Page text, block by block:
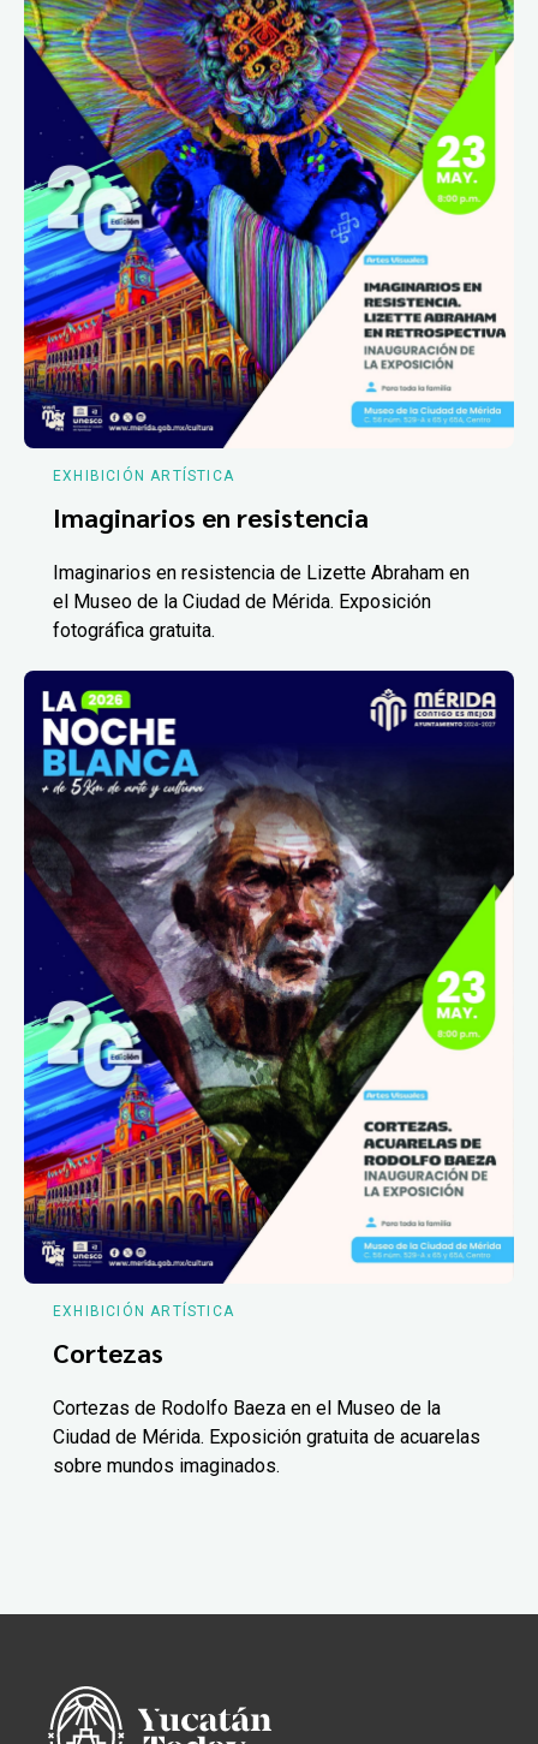
EXHIBICIÓN ARTÍSTICA
Imaginarios en resistencia
Imaginarios en resistencia de Lizette Abraham en
el Museo de la Ciudad de Mérida. Exposición
fotográfica gratuita.
EXHIBICIÓN ARTÍSTICA
Cortezas
Cortezas de Rodolfo Baeza en el Museo de la
Ciudad de Mérida. Exposición gratuita de acuarelas
sobre mundos imaginados.